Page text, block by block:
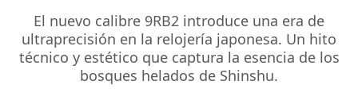
El nuevo calibre 9RB2 introduce una era de
ultraprecisión en la relojería japonesa. Un hito
técnico y estético que captura la esencia de los
bosques helados de Shinshu.